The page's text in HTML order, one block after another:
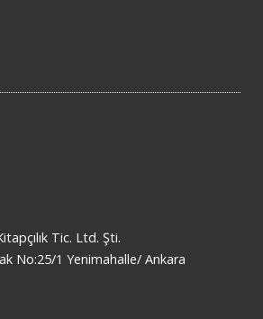
Tic. Ltd. Şti.
No:25/1 Yenimahalle/ Ankara